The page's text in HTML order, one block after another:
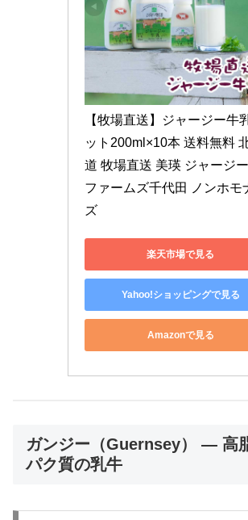
【牧場直送】ジャージー牛
ット200ml×10本 送料無料
道 牧場直送 美瑛 ジャージ
ファームズ千代田 ノンホモ
ズ
楽天市場で見る
Yahoo!ショッピングで見る
Amazonで見る
ガンジー（Guernsey） — 高
パク質の乳牛